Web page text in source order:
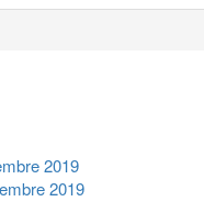
2019
2019